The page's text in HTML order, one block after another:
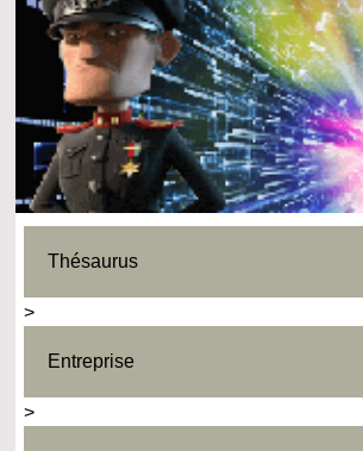
Thésaurus
>
Entreprise
>